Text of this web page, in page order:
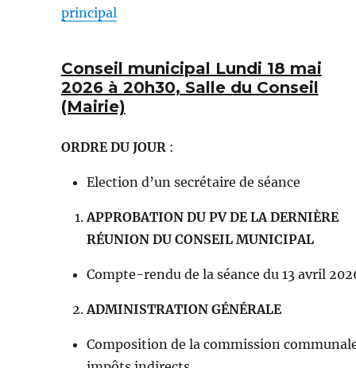
principal
Conseil municipal Lundi 18 mai
2026 à 20h30, Salle du Conseil
(Mairie)
ORDRE DU JOUR :
Election d’un secrétaire de séance
APPROBATION DU PV DE LA DERNIÈRE
RÉUNION DU CONSEIL MUNICIPAL
Compte-rendu de la séance du 13 avril
ADMINISTRATION GÉNÉRALE
Composition de la commission